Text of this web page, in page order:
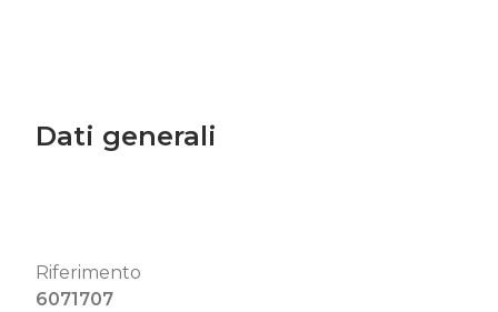
Dati generali
Riferimento
6071707